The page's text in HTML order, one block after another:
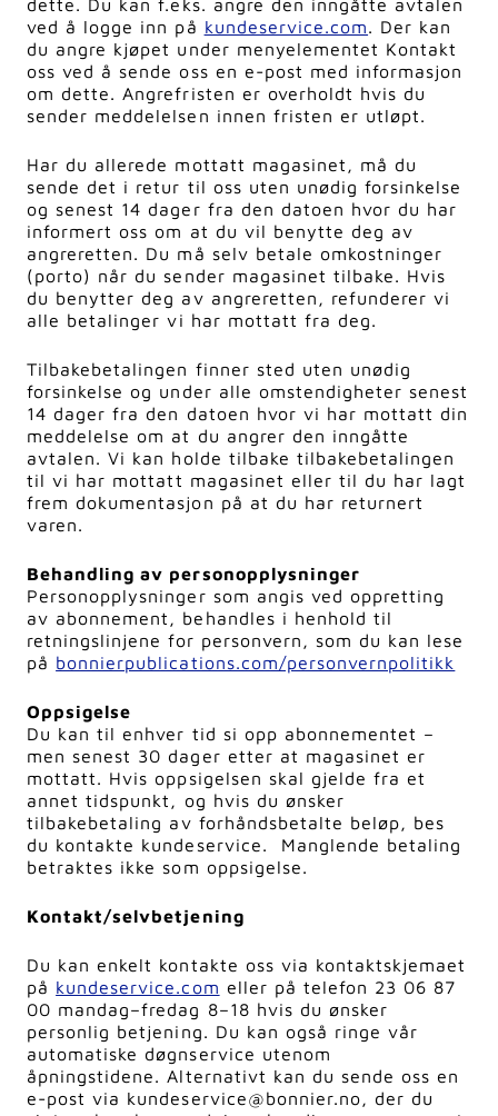
dette. Du kan f.eks. angre den inngåtte avtalen
ved å logge inn på kundeservice.com. Der kan
du angre kjøpet under menyelementet Kontakt
oss ved å sende oss en e-post med informasjon
om dette. Angrefristen er overholdt hvis du
sender meddelelsen innen fristen er utløpt.
Har du allerede mottatt magasinet, må du
sende det i retur til oss uten unødig forsinkelse
og senest 14 dager fra den datoen hvor du har
informert oss om at du vil benytte deg av
angreretten. Du må selv betale omkostninger
(porto) når du sender magasinet tilbake. Hvis
du benytter deg av angreretten, refunderer vi
alle betalinger vi har mottatt fra deg.
Tilbakebetalingen finner sted uten unødig
forsinkelse og under alle omstendigheter senest
14 dager fra den datoen hvor vi har mottatt din
meddelelse om at du angrer den inngåtte
avtalen. Vi kan holde tilbake tilbakebetalingen
til vi har mottatt magasinet eller til du har lagt
frem dokumentasjon på at du har returnert
varen.
Behandling av personopplysninger
Personopplysninger som angis ved oppretting
av abonnement, behandles i henhold til
retningslinjene for personvern, som du kan lese
på bonnierpublications.com/personvernpolitikk
Oppsigelse
Du kan til enhver tid si opp abonnementet –
men senest 30 dager etter at magasinet er
mottatt. Hvis oppsigelsen skal gjelde fra et
annet tidspunkt, og hvis du ønsker
tilbakebetaling av forhåndsbetalte beløp, bes
du kontakte kundeservice. Manglende betaling
betraktes ikke som oppsigelse.
Kontakt/selvbetjening
Du kan enkelt kontakte oss via kontaktskjemaet
på kundeservice.com eller på telefon 23 06 87
00 mandag–fredag 8–18 hvis du ønsker
personlig betjening. Du kan også ringe vår
automatiske døgnservice utenom
åpningstidene. Alternativt kan du sende oss en
e-post via kundeservice@bonnier.no, der du